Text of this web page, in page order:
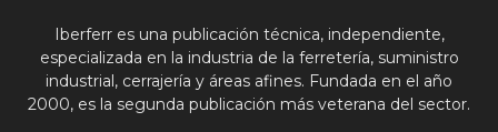
Iberferr es una publicación técnica, independiente,
especializada en la industria de la ferretería, suministro
industrial, cerrajería y áreas afines. Fundada en el año
2000, es la segunda publicación más veterana del sector.